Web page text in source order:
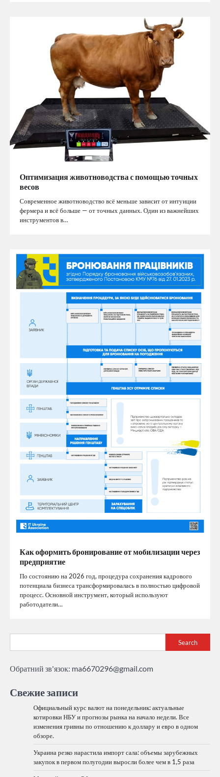
Оптимизация животноводства с помощью точных
весов
Современное животноводство всё меньше зависит от интуиции
фермера и всё больше — от точных данных. Один из важнейших
инструментов в…
Как оформить бронирование от мобилизации через
предприятие
По состоянию на 2026 год, процедура сохранения кадрового
потенциала бизнеса трансформировалась в полностью цифровой
процесс. Основной инструмент, который используют
работодатели…
Search
Обратний зв'язок: ma6670296@gmail.com
Свежие записи
Официальный курс валют на понедельник: актуальные
котировки НБУ и прогнозы рынка на начало недели. Все
изменения гривны по отношению к доллару и евро в одном
обзоре.
Украина резко нарастила импорт сала: объемы зарубежных
закупок в первом полугодии выросли более чем в 1,5 раза